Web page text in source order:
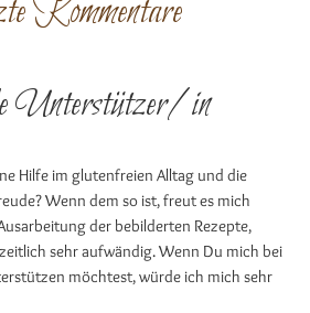
Kommentare
Unterstützer/in
Hilfe im glutenfreien Alltag und die
Wenn dem so ist, freut es mich
der bebilderten Rezepte,
sehr aufwändig. Wenn Du mich bei
möchtest, würde ich mich sehr